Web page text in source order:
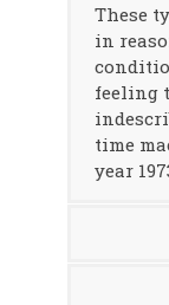
These
in
feeling
time
year